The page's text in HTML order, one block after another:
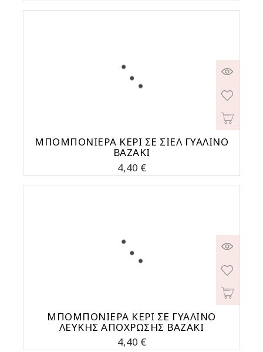
ΜΠΟΜΠΟΝΙΕΡΑ ΚΕΡΙ ΣΕ ΣΙΕΛ ΓΥΑΛΙΝΟ
ΒΑΖΑΚΙ
Τιμή
4,40 €
ΜΠΟΜΠΟΝΙΕΡΑ ΚΕΡΙ ΣΕ ΓΥΑΛΙΝΟ
ΛΕΥΚΗΣ ΑΠΟΧΡΩΣΗΣ ΒΑΖΑΚΙ
Τιμή
4,40 €